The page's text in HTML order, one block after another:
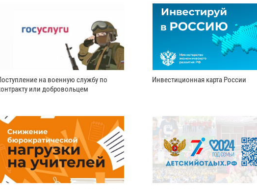
на военную службу по
или добровольцем
Инвестиционная карта России